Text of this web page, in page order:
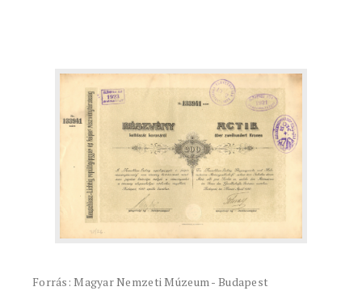
Forrás: Magyar Nemzeti Múzeum - Budapest